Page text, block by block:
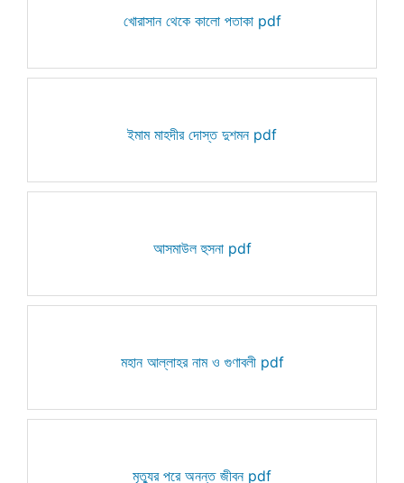
খোরাসান থেকে কালো পতাকা pdf
ইমাম মাহদীর দোস্ত দুশমন pdf
আসমাউল হুসনা pdf
মহান আল্লাহর নাম ও গুণাবলী pdf
মৃত্যুর পরে অনন্ত জীবন pdf